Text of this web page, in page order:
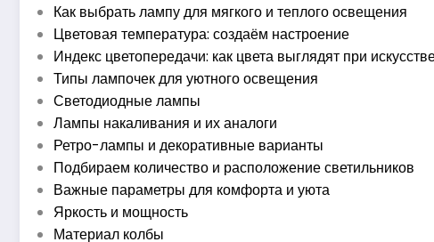
Как выбрать лампу для мягкого и теплого освещения
Цветовая температура: создаём настроение
Индекс цветопередачи: как цвета выглядят при
Типы лампочек для уютного освещения
Светодиодные лампы
Лампы накаливания и их аналоги
Ретро-лампы и декоративные варианты
Подбираем количество и расположение светильников
Важные параметры для комфорта и уюта
Яркость и мощность
Материал колбы